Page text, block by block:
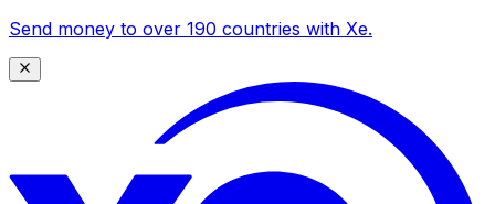
Send money to over 190 countries with Xe.